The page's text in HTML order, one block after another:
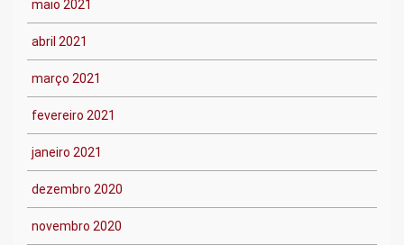
maio 2021
abril 2021
março 2021
fevereiro 2021
janeiro 2021
dezembro 2020
novembro 2020